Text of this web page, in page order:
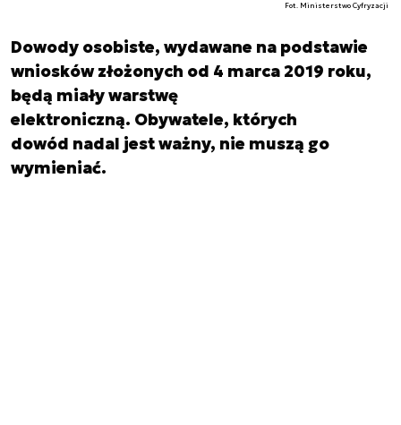
Fot. Ministerstwo Cyfryzacji
Dowody osobiste, wydawane na podstawie
wniosków złożonych od 4 marca 2019 roku,
będą miały warstwę
elektroniczną. Obywatele, których
dowód nadal jest ważny, nie muszą go
wymieniać.